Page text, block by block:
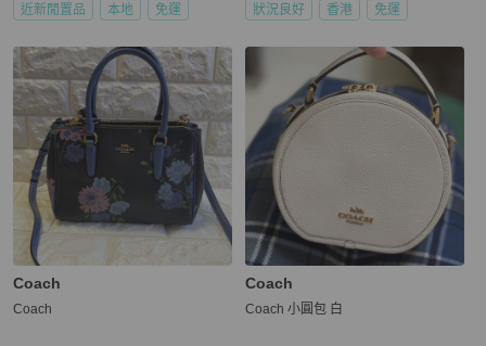
近新閒置品 本地 免運 狀況良好 香港 免運
Coach
Coach
Coach
Coach 小圓包 白